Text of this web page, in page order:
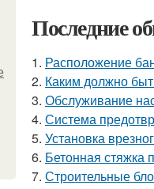
Последние
1. Расположение
2. Каким должно
3. Обслуживание
4. Система
5. Установка
6. Бетонная стяжка
7. Строительные